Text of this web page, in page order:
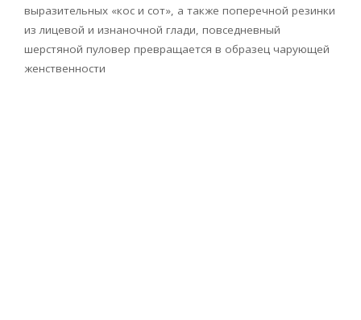
выразительных «кос и сот», а также поперечной резинки
из лицевой и изнаночной глади, повседневный
шерстяной пуловер превращается в образец чарующей
женственности